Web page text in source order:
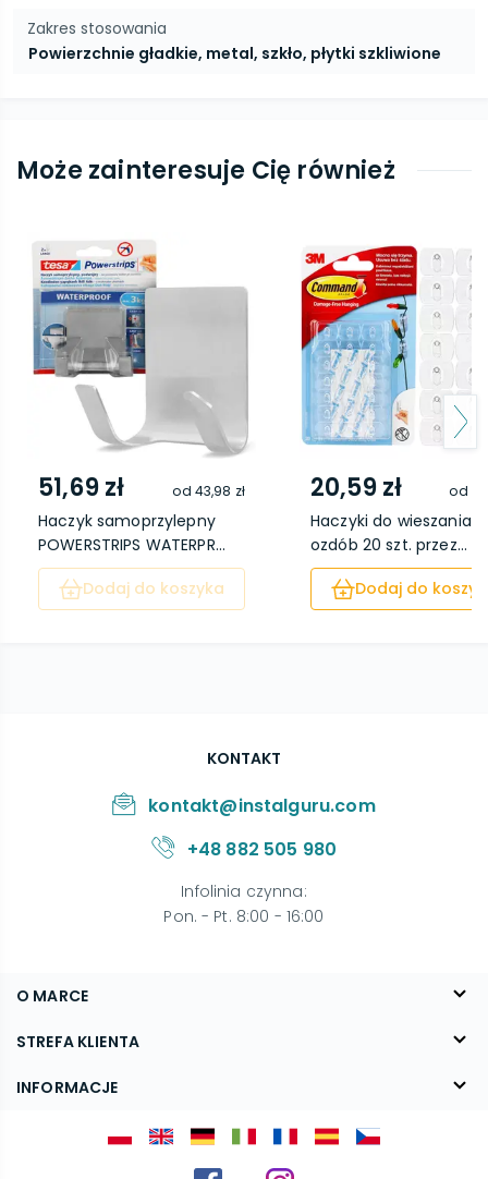
Zakres stosowania
Powierzchnie gładkie, metal, szkło, płytki szkliwione
Może zainteresuje Cię również
51,69 zł od 43,98 zł
Haczyk samoprzylepny
POWERSTRIPS WATERPR...
Dodaj do koszyka
20,59 zł od
Haczyki do wieszania
ozdób 20 szt. przez...
Dodaj do
O MARCE
O nas
Blog
STREFA KLIENTA
FAQ
INFORMACJE
KONTAKT
kontakt@instalguru.com
+48 882 505 980
Infolinia czynna:
Pon. - Pt. 8:00 - 16:00